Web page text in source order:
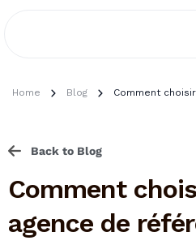
Home Blog Comment
Back to Blog
Comment
agence de